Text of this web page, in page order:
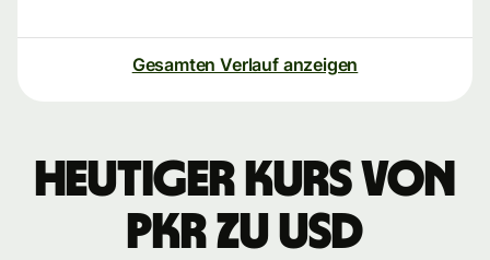
Gesamten Verlauf anzeigen
Heutiger Kurs von
PKR zu USD